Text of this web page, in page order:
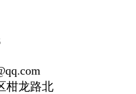
柑龙路北